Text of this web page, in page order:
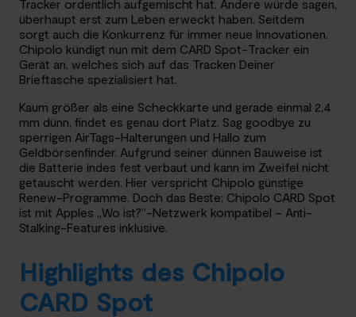
Tracker ordentlich aufgemischt hat. Andere würde sagen,
überhaupt erst zum Leben erweckt haben. Seitdem
sorgt auch die Konkurrenz für immer neue Innovationen.
Chipolo kündigt nun mit dem CARD Spot-Tracker ein
Gerät an, welches sich auf das Tracken Deiner
Brieftasche spezialisiert hat.
Kaum größer als eine Scheckkarte und gerade einmal 2,4
mm dünn, findet es genau dort Platz. Sag goodbye zu
sperrigen AirTags-Halterungen und Hallo zum
Geldbörsenfinder. Aufgrund seiner dünnen Bauweise ist
die Batterie indes fest verbaut und kann im Zweifel nicht
getauscht werden. Hier verspricht Chipolo günstige
Renew-Programme. Doch das Beste: Chipolo CARD Spot
ist mit Apples „Wo ist?”-Netzwerk kompatibel – Anti-
Stalking-Features inklusive.
Highlights des Chipolo
CARD Spot